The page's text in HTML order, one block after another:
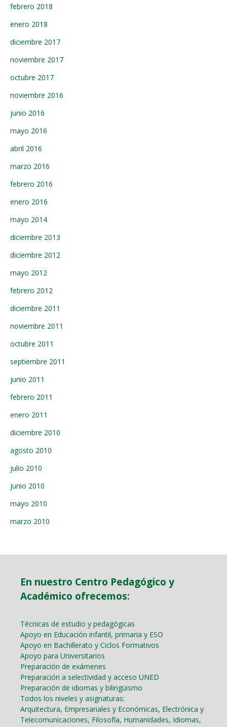
febrero 2018
enero 2018
diciembre 2017
noviembre 2017
octubre 2017
noviembre 2016
junio 2016
mayo 2016
abril 2016
marzo 2016
febrero 2016
enero 2016
mayo 2014
diciembre 2013
diciembre 2012
mayo 2012
febrero 2012
diciembre 2011
noviembre 2011
octubre 2011
septiembre 2011
junio 2011
febrero 2011
enero 2011
diciembre 2010
agosto 2010
julio 2010
junio 2010
mayo 2010
marzo 2010
En nuestro Centro Pedagógico y
Académico ofrecemos:
Técnicas de estudio y pedagógicas
Apoyo en Educación infantil, primaria y ESO
Apoyo en Bachillerato y Ciclos Formativos
Apoyo para Universitarios
Preparación de exámenes
Preparación a selectividad y acceso UNED
Preparación de idiomas y bilingüismo
Todos los niveles y asignaturas:
Arquitectura, Empresariales y Económicas, Electrónica y
Telecomunicaciones, Filosofía, Humanidades, Idiomas,